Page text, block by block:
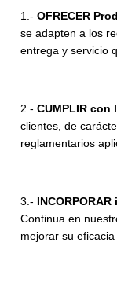
1.-OFRECER
se adapten a los
entrega y servicio
2.-CUMPLIR
clientes, de
reglamentarios
3.-
Continua en
mejorar su eficacia